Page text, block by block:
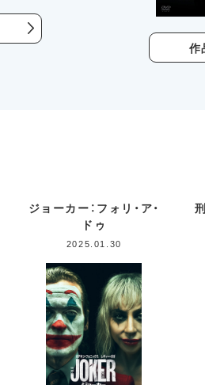
作
ジョーカー：フォリ・ア・
ドゥ
2025.01.30